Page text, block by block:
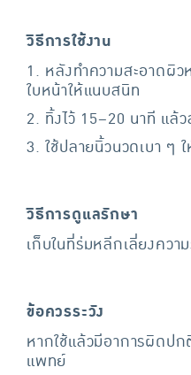
วิธีการใช้งาน
1. หลังทำความสะอาดผิ
ใบหน้าให้แนบสนิท
2. ทิ้งไว้ 15–20 นาที แล้
3. ใช้ปลายนิ้วนวดเบา ๆ
วิธีการดูแลรักษา
เก็บในที่ร่มหลีกเลี่ยงควา
ข้อควรระวัง
หากใช้แล้วมีอาการผิดป
แพทย์